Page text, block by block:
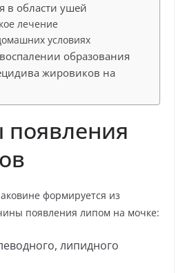
в области ушей
лечение
условиях
образования
жировиков на
формируется из
появления липом на мочке:
липидного